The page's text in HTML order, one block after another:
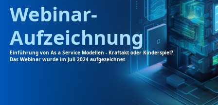
Webinar-
Aufzeichnung
Einführung von As a Service Modellen - Kraftakt oder Kinderspiel?
Das Webinar wurde im Juli 2024 aufgezeichnet.